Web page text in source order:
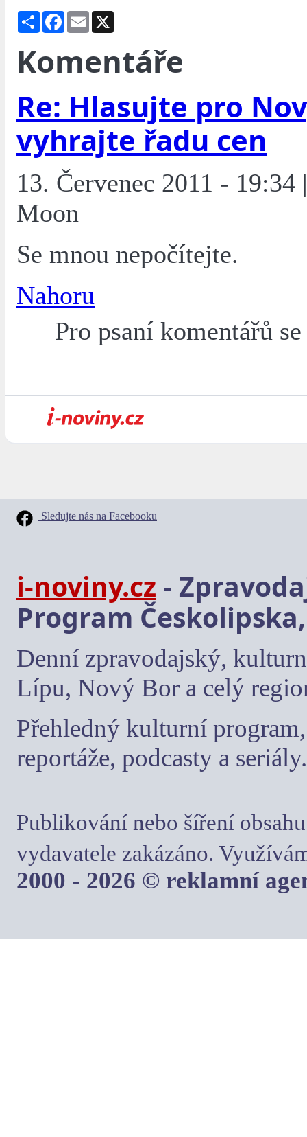
Share Facebook
Email
Komentáře
Re: Hlasujte pro
vyhrajte řadu cen
13. Červenec 2011 - 19:34
Moon
Se mnou nepočítejte.
Nahoru
Pro psaní komentářů
Sledujte nás na Facebooku
i-noviny.cz -
Program
Denní zpravodajský,
Lípu, Nový Bor a celý
Přehledný kulturní
reportáže, podcasty a seriály.
Publikování nebo šíření
vydavatele zakázáno.
2000 - 2026 © reklamní